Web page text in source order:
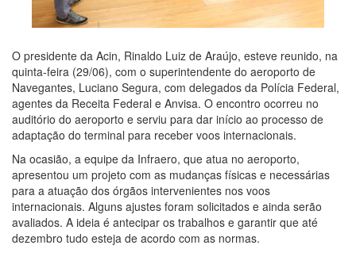
O presidente da Acin, Rinaldo Luiz de Araújo, esteve reunido, na
quinta-feira (29/06), com o superintendente do aeroporto de
Navegantes, Luciano Segura, com delegados da Polícia Federal,
agentes da Receita Federal e Anvisa. O encontro ocorreu no
auditório do aeroporto e serviu para dar início ao processo de
adaptação do terminal para receber voos internacionais.
Na ocasião, a equipe da Infraero, que atua no aeroporto,
apresentou um projeto com as mudanças físicas e necessárias
para a atuação dos órgãos intervenientes nos voos
internacionais. Alguns ajustes foram solicitados e ainda serão
avaliados. A ideia é antecipar os trabalhos e garantir que até
dezembro tudo esteja de acordo com as normas.